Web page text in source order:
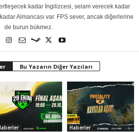
kadar İngilizcesi, selam verecek kadar
Almancası var. FPS sever, ancak diğerlerine
de burun bükmez.
Bu Yazarın Diğer Yazıları
Haberler